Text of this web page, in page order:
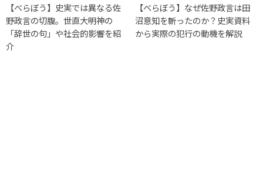
【べらぼう】史実では異なる佐
野政言の切腹。世直大明神の
「辞世の句」や社会的影響を紹
介
【べらぼう】なぜ佐野政言は田
沼意知を斬ったのか？史実資料
から実際の犯行の動機を解説